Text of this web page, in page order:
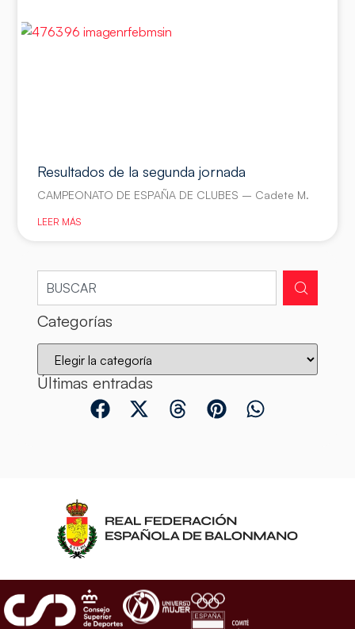
Resultados de la segunda jornada
CAMPEONATO DE ESPAÑA DE CLUBES – Cadete M.
LEER MÁS
Categorías
Últimas entradas